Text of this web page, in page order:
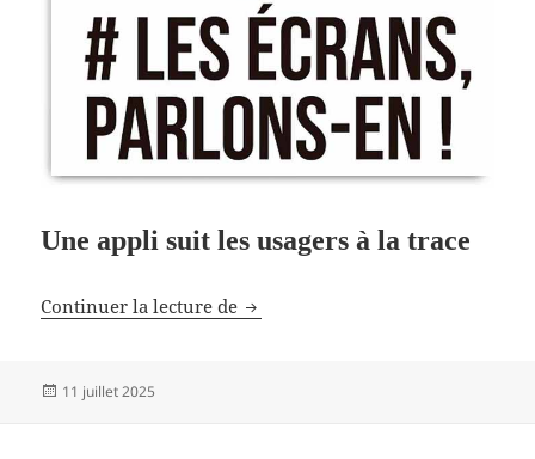
Une appli suit les usagers à la trace
Continuer la lecture de Transports en Occitanie
Publié
11 juillet 2025